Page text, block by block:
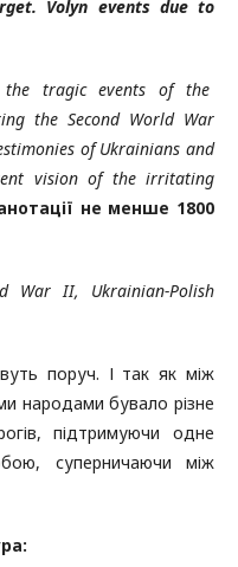
Volyn events due to
tragic events of the
the Second World War
of Ukrainians and
vision of the irritating
не менше 1800
War II, Ukrainian-Polish
поруч. І так як між
народами бувало різне
підтримуючи одне
суперничаючи між